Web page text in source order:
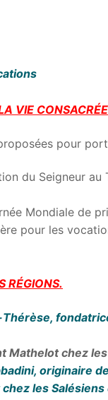
VIE CONSACRÉE
pour
du Seigneur
Mondiale de
pour les
RÉGIONS.
chez
originaire
les